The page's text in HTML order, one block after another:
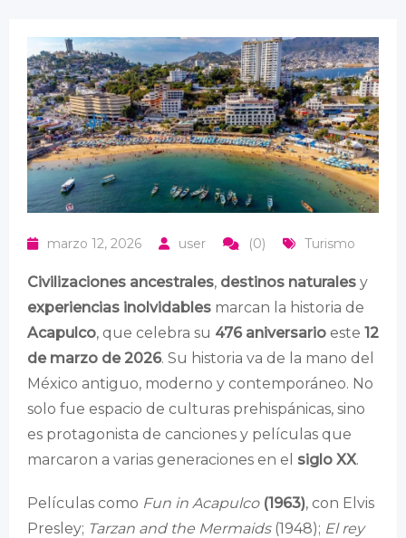
marzo 12, 2026 user (0) Turismo
Civilizaciones ancestrales, destinos naturales y
experiencias inolvidables marcan la historia de
Acapulco, que celebra su 476 aniversario este 12
de marzo de 2026. Su historia va de la mano del
México antiguo, moderno y contemporáneo. No
solo fue espacio de culturas prehispánicas, sino
es protagonista de canciones y películas que
marcaron a varias generaciones en el siglo XX.
Películas como Fun in Acapulco(1963), con Elvis
Presley; Tarzan and the Mermaids(1948); El rey